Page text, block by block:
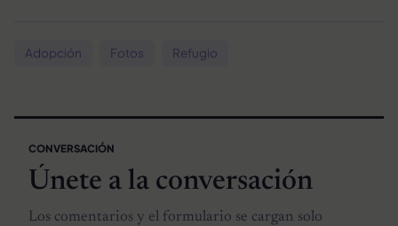
Adopción Fotos Refugio
CONVERSACIÓN
Únete a la conversación
Los comentarios y el formulario se cargan solo